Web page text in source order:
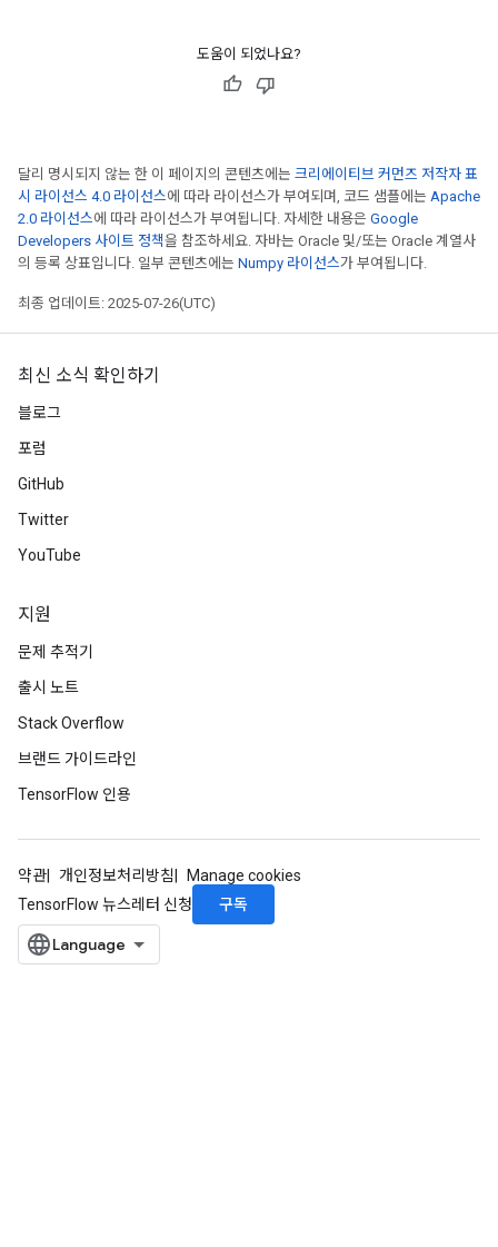
도움이 되었나요?
달리 명시되지 않는 한 이 페이지의 콘텐츠에는 크리에이티브 커먼즈 저작자 표
시 라이선스 4.0 라이선스에 따라 라이선스가 부여되며, 코드 샘플에는 Apache
2.0 라이선스에 따라 라이선스가 부여됩니다. 자세한 내용은 Google
Developers 사이트 정책을 참조하세요. 자바는 Oracle 및/또는 Oracle 계열사
의 등록 상표입니다. 일부 콘텐츠에는 Numpy 라이선스가 부여됩니다.
최종 업데이트: 2025-07-26(UTC)
최신 소식 확인하기
블로그
포럼
GitHub
Twitter
YouTube
지원
문제 추적기
출시 노트
Stack Overflow
브랜드 가이드라인
TensorFlow 인용
약관 개인정보처리방침
Manage cookies
TensorFlow 뉴스레터 신청
구독